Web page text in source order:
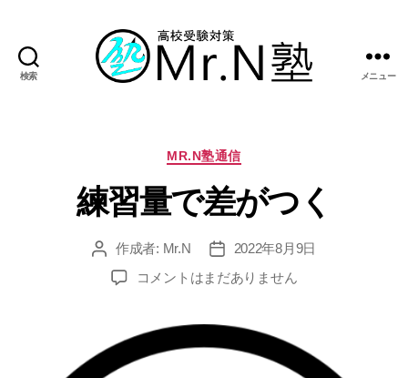
検索 メニュー
カ
ゴ
リ
MR.N塾通信
練習量で差がつく
投
稿
作成者: Mr.N
投
稿
2022年8月9日
練
で
差
コメントはまだありません